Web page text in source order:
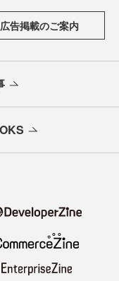
広告掲載のご案内